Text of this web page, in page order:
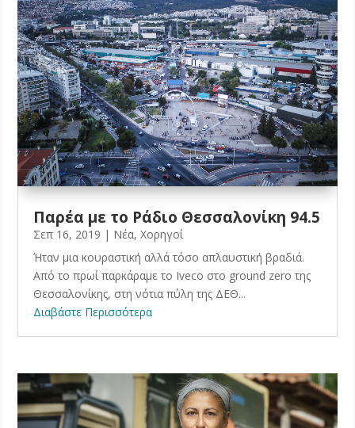
Παρέα με το Ράδιο Θεσσαλονίκη 94.5
Σεπ 16, 2019 | Νέα,Χορηγοί
Ήταν μια κουραστική αλλά τόσο απλαυστική βραδιά.
Από το πρωί παρκάραμε το Iveco στο ground zero της
Θεσσαλονίκης, στη νότια πύλη της ΔΕΘ...
Διαβάστε Περισσότερα